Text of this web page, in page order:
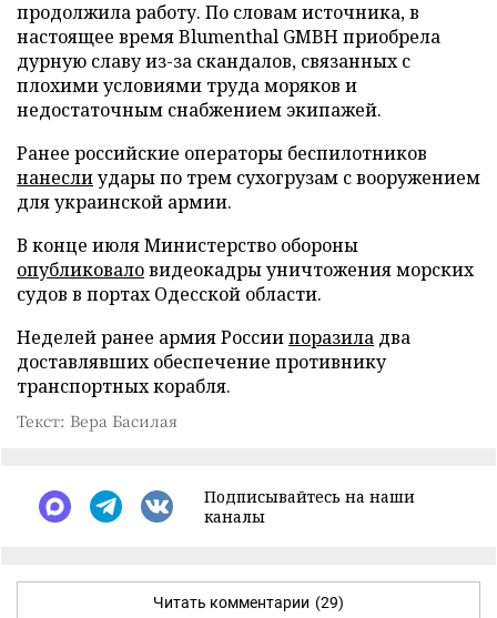
продолжила работу. По словам источника, в
настоящее время Blumenthal GMBH приобрела
дурную славу из-за скандалов, связанных с
плохими условиями труда моряков и
недостаточным снабжением экипажей.
Ранее российские операторы беспилотников
нанеслиудары по трем сухогрузам с вооружением
для украинской армии.
В конце июля Министерство обороны
опубликоваловидеокадры уничтожения морских
судов в портах Одесской области.
Неделей ранее армия Россиипоразила два
доставлявших обеспечение противнику
транспортных корабля.
Текст: Вера Басилая
Подписывайтесь на наши
каналы
Читать комментарии (29)